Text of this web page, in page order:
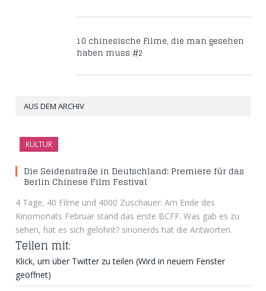
10 chinesische Filme, die man gesehen
haben muss #2
AUS DEM ARCHIV
KULTUR
Die Seidenstraße in Deutschland: Premiere für das
Berlin Chinese Film Festival
4 Tage, 40 Filme und 4000 Zuschauer: Am Ende des
Kinomonats Februar stand das erste BCFF. Was gab es zu
sehen, hat es sich gelohnt? sinonerds hat die Antworten.
Teilen mit:
Klick, um über Twitter zu teilen (Wird in neuem Fenster
geöffnet)